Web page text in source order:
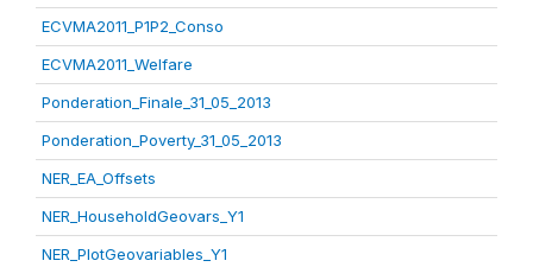
ECVMA2011_P1P2_Conso
ECVMA2011_Welfare
Ponderation_Finale_31_05_2013
Ponderation_Poverty_31_05_2013
NER_EA_Offsets
NER_HouseholdGeovars_Y1
NER_PlotGeovariables_Y1